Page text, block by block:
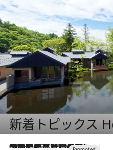
新着トピックス
2026.7.31
【ホテル帰省】という選択肢をOMOが提案。家族とほどよい距離を保つには「昼は実家、夜は気兼ねなくホテルで！」